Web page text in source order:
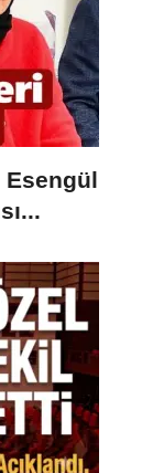
Esengül